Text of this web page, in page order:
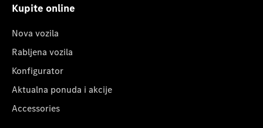
Kupite online
Nova vozila
Rabljena vozila
Konfigurator
Aktualna ponuda i akcije
Accessories